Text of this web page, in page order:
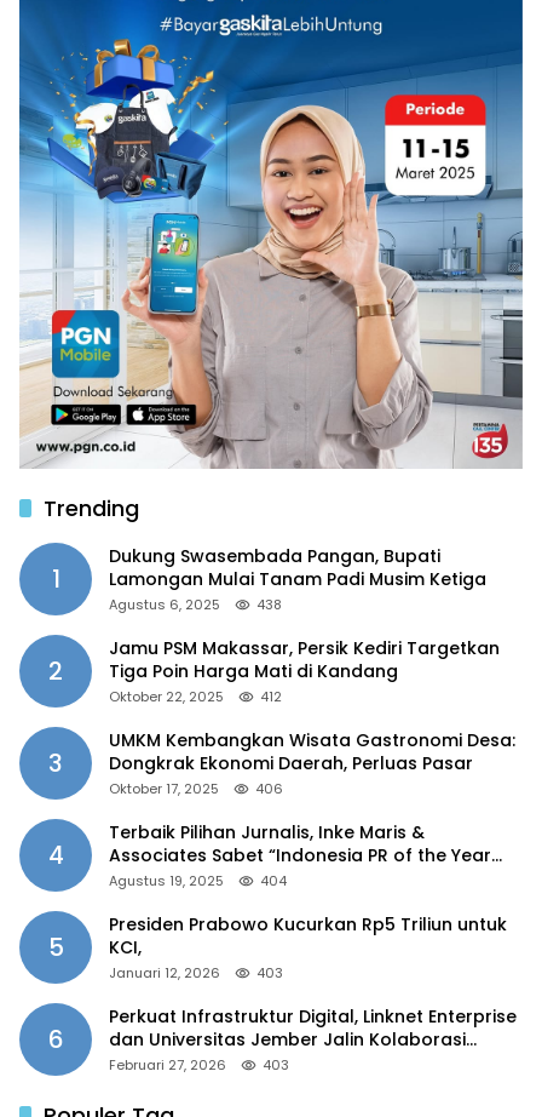
Trending
1
Dukung Swasembada Pangan, Bupati
Lamongan Mulai Tanam Padi Musim Ketiga
Agustus 6, 2025 438
2
Jamu PSM Makassar, Persik Kediri Targetkan
Tiga Poin Harga Mati di Kandang
Oktober 22, 2025 412
3
UMKM Kembangkan Wisata Gastronomi Desa:
Dongkrak Ekonomi Daerah, Perluas Pasar
Oktober 17, 2025 406
4
Terbaik Pilihan Jurnalis, Inke Maris &
Associates Sabet “Indonesia PR of the Year
2025”
Agustus 19, 2025 404
5
Presiden Prabowo Kucurkan Rp5 Triliun untuk
KCI,
Januari 12, 2026 403
6
Perkuat Infrastruktur Digital, Linknet Enterprise
dan Universitas Jember Jalin Kolaborasi
Smart Campus Berbasis AI
Februari 27, 2026 403